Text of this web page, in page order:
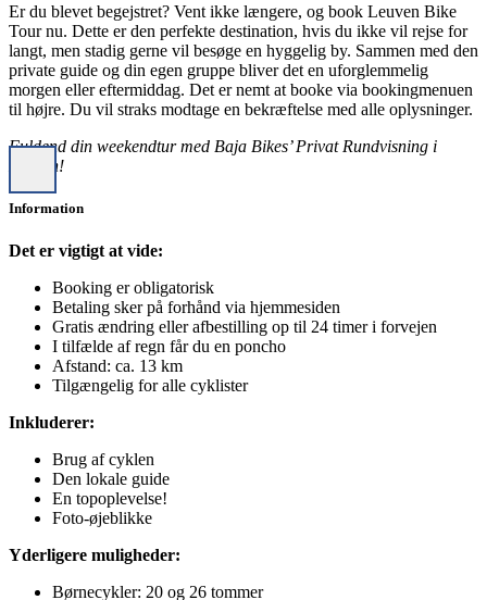
Er du blevet begejstret? Vent ikke længere, og book Leuven Bike
Tour nu. Dette er den perfekte destination, hvis du ikke vil rejse for
langt, men stadig gerne vil besøge en hyggelig by. Sammen med den
private guide og din egen gruppe bliver det en uforglemmelig
morgen eller eftermiddag. Det er nemt at booke via bookingmenuen
til højre. Du vil straks modtage en bekræftelse med alle oplysninger.
Fuldend din weekendtur med Baja Bikes’ Privat Rundvisning i
Leuven!
Information
Det er vigtigt at vide:
Booking er obligatorisk
Betaling sker på forhånd via hjemmesiden
Gratis ændring eller afbestilling op til 24 timer i forvejen
I tilfælde af regn får du en poncho
Afstand: ca. 13 km
Tilgængelig for alle cyklister
Inkluderer:
Brug af cyklen
Den lokale guide
En topoplevelse!
Foto-øjeblikke
Yderligere muligheder:
Børnecykler: 20 og 26 tommer